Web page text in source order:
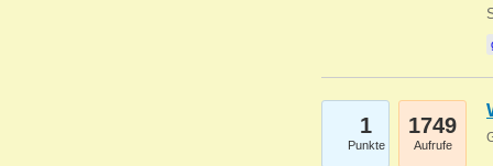
1
Punkte
1749
Aufrufe